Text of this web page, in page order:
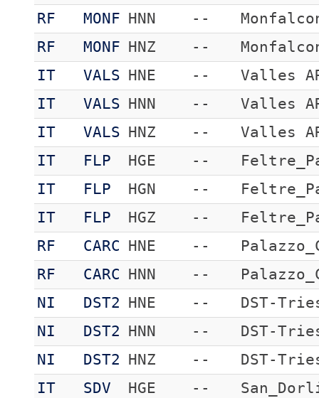
RF
MONF HNN --
RF
MONF HNZ --
IT
VALS HNE --
Valles
IT
VALS HNN --
Valles
IT
VALS HNZ --
Valles
IT
FLP HGE --
IT
FLP HGN --
IT
FLP HGZ --
RF
CARC HNE --
RF
CARC HNN --
NI
DST2 HNE --
DST-
NI
DST2 HNN --
DST-
NI
DST2 HNZ --
DST-
IT
SDV HGE --